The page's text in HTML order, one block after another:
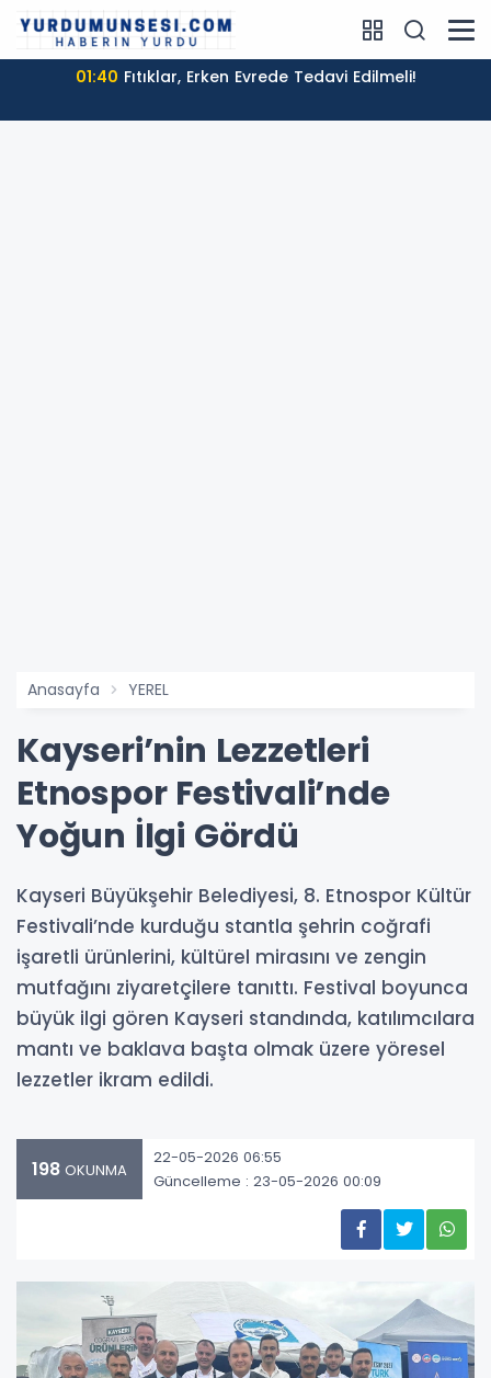
01:40 Fıtıklar, Erken Evrede Tedavi Edilmeli!
Anasayfa YEREL
Kayseri’nin Lezzetleri
Etnospor Festivali’nde
Yoğun İlgi Gördü
Kayseri Büyükşehir Belediyesi, 8. Etnospor Kültür
Festivali’nde kurduğu stantla şehrin coğrafi
işaretli ürünlerini, kültürel mirasını ve zengin
mutfağını ziyaretçilere tanıttı. Festival boyunca
büyük ilgi gören Kayseri standında, katılımcılara
mantı ve baklava başta olmak üzere yöresel
lezzetler ikram edildi.
198 OKUNMA
22-05-2026 06:55
Güncelleme : 23-05-2026 00:09